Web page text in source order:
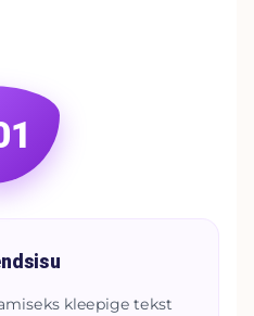
kleepige tekst